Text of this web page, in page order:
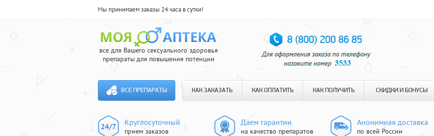
Мы принимаем заказы 24 часа в сутки!
все для Вашего сексуального здоровья
препараты для повышения потенции
ВСЕ ПРЕПАРАТЫ КАК ЗАКАЗАТЬ КАК ОПЛАТИТЬ КАК ПОЛУЧИТЬ СКИДКИ И БОНУСЫ
Круглосуточный
прием заказов
Даем гарантии
на качество препаратов
Анонимная доставка
по всей России